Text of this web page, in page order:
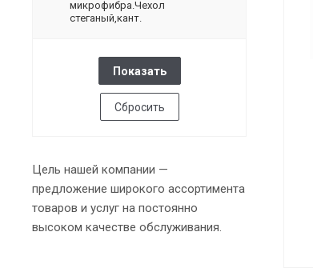
микрофибра.Чехол
стеганый,кант.
Сбросить
Цель нашей компании —
предложение широкого ассортимента
товаров и услуг на постоянно
высоком качестве обслуживания.